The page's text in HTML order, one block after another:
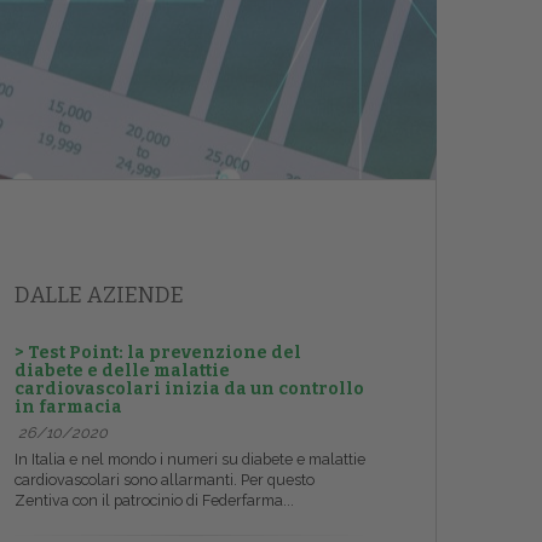
DALLE AZIENDE
> Test Point: la prevenzione del
diabete e delle malattie
cardiovascolari inizia da un controllo
in farmacia
26/10/2020
In Italia e nel mondo i numeri su diabete e malattie
cardiovascolari sono allarmanti. Per questo
Zentiva con il patrocinio di Federfarma...